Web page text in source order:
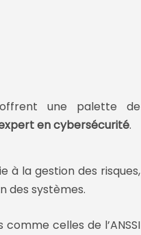
une palette de
en cybersécurité.
à la gestion des risques,
des systèmes.
celles de l’ANSSI